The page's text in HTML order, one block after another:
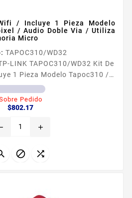
/ Incluye 1 Pieza Modelo
/ Audio Doble Via / Utiliza
Micro
TAPOC310/WD32
LINK TAPOC310/WD32 Kit De
1 Pieza Modelo Tapoc310 / 2
Via / Utiliza La App Tapo / 1
microSD de 32GB WD32MSD 1
Leer maacutes
Pedido
$802.17Precio
add
 